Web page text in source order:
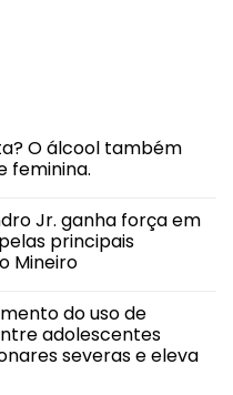
O álcool também
feminina.
Jr. ganha força em
principais
Mineiro
do uso de
adolescentes
severas e eleva